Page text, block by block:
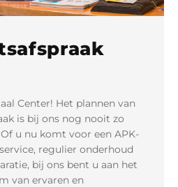
Center! Het plannen van
is bij ons nog nooit zo
u nu komt voor een APK-
regulier onderhoud
bij ons bent u aan het
van ervaren en